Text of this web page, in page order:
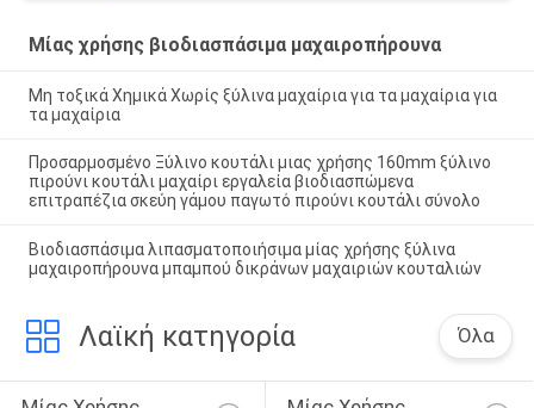
Μίας χρήσης βιοδιασπάσιμα μαχαιροπήρουνα
Μη τοξικά Χημικά Χωρίς ξύλινα μαχαίρια για τα μαχαίρια για
τα μαχαίρια
Προσαρμοσμένο Ξύλινο κουτάλι μιας χρήσης 160mm ξύλινο
πιρούνι κουτάλι μαχαίρι εργαλεία βιοδιασπώμενα
επιτραπέζια σκεύη γάμου παγωτό πιρούνι κουτάλι σύνολο
Βιοδιασπάσιμα λιπασματοποιήσιμα μίας χρήσης ξύλινα
μαχαιροπήρουνα μπαμπού δικράνων μαχαιριών κουταλιών
Λαϊκή κατηγορία Όλα